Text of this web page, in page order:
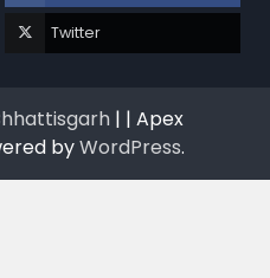
Twitter
| | Apex
byWordPress.